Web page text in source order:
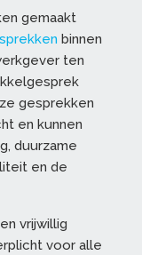
gemaakt
binnen
ten
gesprekken
en kunnen
duurzame
en de
vrijwillig
voor alle